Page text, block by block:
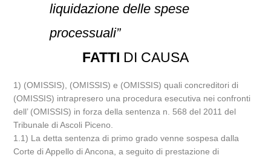
liquidazione delle spese
processuali”
FATTI DI CAUSA
1) (OMISSIS), (OMISSIS) e (OMISSIS) quali concreditori di
(OMISSIS) intrapresero una procedura esecutiva nei confronti
dell’ (OMISSIS) in forza della sentenza n. 568 del 2011 del
Tribunale di Ascoli Piceno.
1.1) La detta sentenza di primo grado venne sospesa dalla
Corte di Appello di Ancona, a seguito di prestazione di